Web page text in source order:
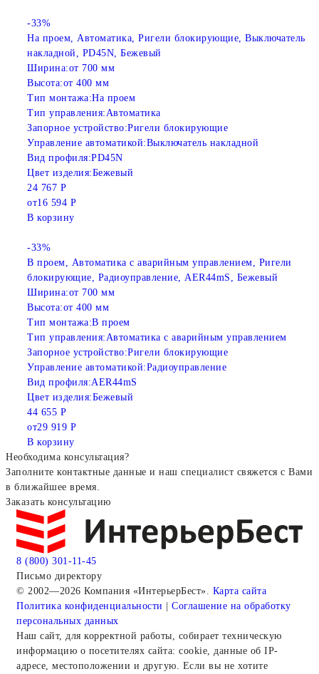
-33%
На проем, Автоматика, Ригели блокирующие, Выключатель
накладной, PD45N, Бежевый
Ширина:от 700 мм
Высота:от 400 мм
Тип монтажа:На проем
Тип управления:Автоматика
Запорное устройство:Ригели блокирующие
Управление автоматикой:Выключатель накладной
Вид профиля:PD45N
Цвет изделия:Бежевый
24 767 Р
от16 594 Р
В корзину
-33%
В проем, Автоматика с аварийным управлением, Ригели
блокирующие, Радиоуправление, AER44mS, Бежевый
Ширина:от 700 мм
Высота:от 400 мм
Тип монтажа:В проем
Тип управления:Автоматика с аварийным управлением
Запорное устройство:Ригели блокирующие
Управление автоматикой:Радиоуправление
Вид профиля:AER44mS
Цвет изделия:Бежевый
44 655 Р
от29 919 Р
В корзину
Необходима консультация?
Заполните контактные данные и наш специалист свяжется с Вами
в ближайшее время.
Заказать консультацию
8 (800) 301-11-45
Письмо директору
© 2002—2026 Компания «ИнтерьерБест». Карта сайта
Политика конфиденциальности | Соглашение на обработку
персональных данных
Наш сайт, для корректной работы, собирает техническую
информацию о посетителях сайта: cookie, данные об IP-
адресе, местоположении и другую. Если вы не хотите